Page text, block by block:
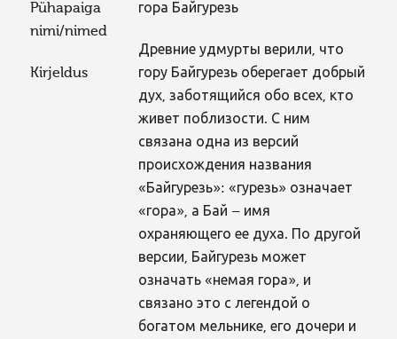
Pühapaiga
nimi/nimed
гора Байгурезь
Kirjeldus
Древние удмурты верили, что
гору Байгурезь оберегает добрый
дух, заботящийся обо всех, кто
живет поблизости. С ним
связана одна из версий
происхождения названия
«Байгурезь»: «гурезь» означает
«гора», а Бай – имя
охраняющего ее духа. По другой
версии, Байгурезь может
означать «немая гора», и
связано это с легендой о
богатом мельнике, его дочери и